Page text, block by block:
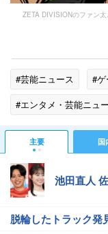
ZETA DIVISIONのファン
#芸能ニュース #
#エンタメ・芸能ニュ
主要 国
池田直人
脱輪したトラック発